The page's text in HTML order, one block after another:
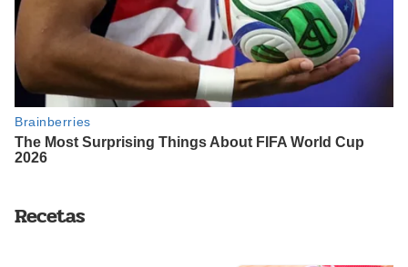
Recetas